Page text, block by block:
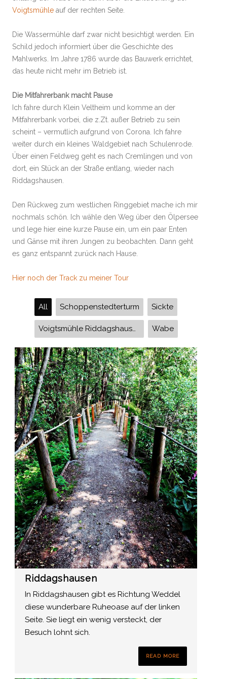
Voigtsmühle auf der rechten Seite.
Die Wassermühle darf zwar nicht besichtigt werden. Ein
Schild jedoch informiert über die Geschichte des
Mahlwerks. Im Jahre 1786 wurde das Bauwerk errichtet,
das heute nicht mehr im Betrieb ist.
Die Mitfahrerbank macht Pause
Ich fahre durch Klein Veltheim und komme an der
Mitfahrerbank vorbei, die z.Zt. außer Betrieb zu sein
scheint – vermutlich aufgrund von Corona. Ich fahre
weiter durch ein kleines Waldgebiet nach Schulenrode.
Über einen Feldweg geht es nach Cremlingen und von
dort, ein Stück an der Straße entlang, wieder nach
Riddagshausen.
Den Rückweg zum westlichen Ringgebiet mache ich mir
nochmals schön. Ich wähle den Weg über den Ölpersee
und lege hier eine kurze Pause ein, um ein paar Enten
und Gänse mit ihren Jungen zu beobachten. Dann geht
es ganz entspannt zurück nach Hause.
Hier noch der Track zu meiner Tour
All Schoppenstedterturm Sickte
Voigtsmühle Riddagshausen Fahrradtour Veltenheim/Ohe Ölper See Schulenrode Cremlingen Wabe
Riddagshausen
In Riddagshausen gibt es Richtung Weddel
diese wunderbare Ruheoase auf der linken
Seite. Sie liegt ein wenig versteckt, der
Besuch lohnt sich.
READ MORE